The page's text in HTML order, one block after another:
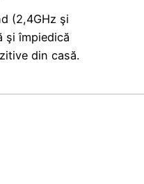
(2,4GHz şi
şi împiedică
din casă.